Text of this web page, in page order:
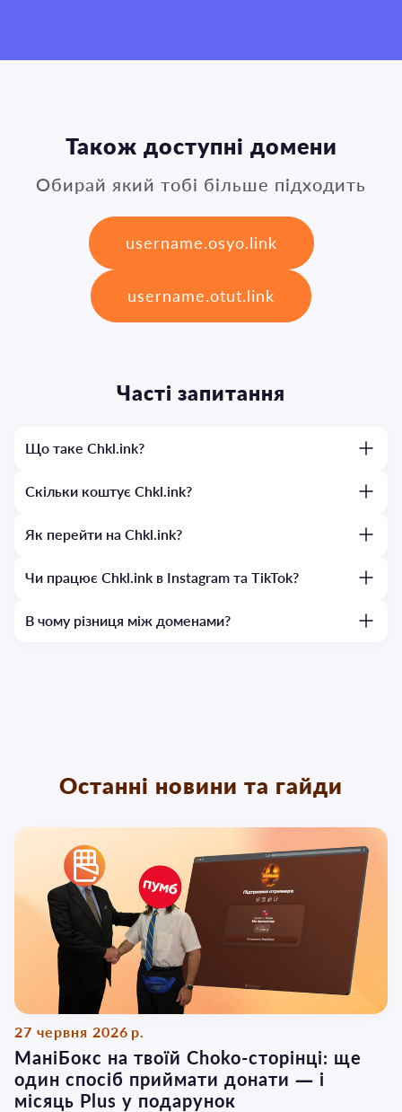
Також доступні домени
Обирай який тобі більше підходить
username.osyo.link
username.otut.link
Часті запитання
Що таке Chkl.ink?
Скільки коштує Chkl.ink?
Як перейти на Chkl.ink?
Чи працює Chkl.ink в Instagram та TikTok?
В чому різниця між доменами?
Останні новини та гайди
27 червня 2026 р.
МаніБокс на твоїй Choko-сторінці: ще
один спосіб приймати донати — і
місяць Plus у подарунок